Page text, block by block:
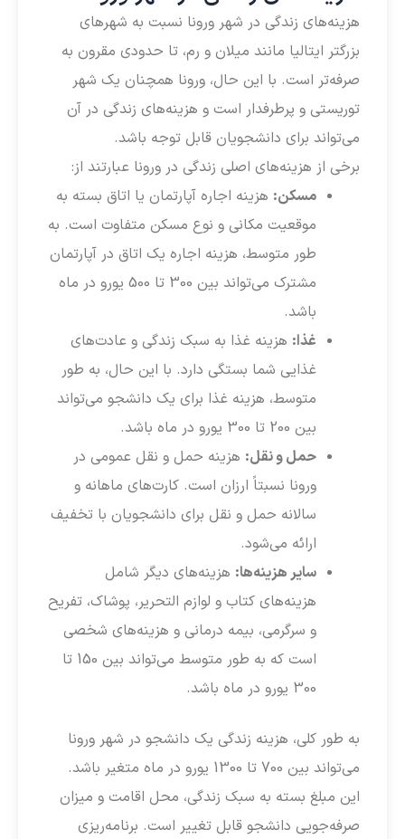
هزینه‌های زندگی در شهر ورونا نسبت به شهرهای
بزرگتر ایتالیا مانند میلان و رم، تا حدودی مقرون به
صرفه‌تر است. با این حال، ورونا همچنان یک شهر
توریستی و پرطرفدار است و هزینه‌های زندگی در آن
می‌تواند برای دانشجویان قابل توجه باشد.
برخی از هزینه‌های اصلی زندگی در ورونا عبارتند از:
مسکن: هزینه اجاره آپارتمان یا اتاق بسته به
موقعیت مکانی و نوع مسکن متفاوت است. به
طور متوسط، هزینه اجاره یک اتاق در آپارتمان
مشترک می‌تواند بین 300 تا 500 یورو در ماه
باشد.
غذا: هزینه غذا به سبک زندگی و عادت‌های
غذایی شما بستگی دارد. با این حال، به طور
متوسط، هزینه غذا برای یک دانشجو می‌تواند
بین 200 تا 300 یورو در ماه باشد.
حمل و نقل: هزینه حمل و نقل عمومی در
ورونا نسبتاً ارزان است. کارت‌های ماهانه و
سالانه حمل و نقل برای دانشجویان با تخفیف
ارائه می‌شود.
سایر هزینه‌ها: هزینه‌های دیگر شامل
هزینه‌های کتاب و لوازم التحریر، پوشاک، تفریح
و سرگرمی، بیمه درمانی و هزینه‌های شخصی
است که به طور متوسط می‌تواند بین 150 تا
300 یورو در ماه باشد.
به طور کلی، هزینه زندگی یک دانشجو در شهر ورونا
می‌تواند بین 700 تا 1300 یورو در ماه متغیر باشد.
این مبلغ بسته به سبک زندگی، محل اقامت و میزان
صرفه‌جویی دانشجو قابل تغییر است. برنامه‌ریزی